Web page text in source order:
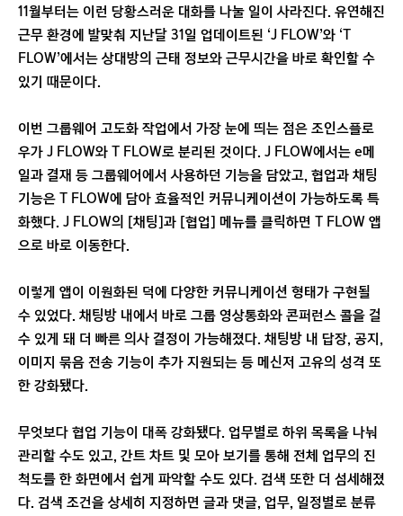
11월부터는 이런 당황스러운 대화를 나눌 일이 사라진다. 유연해진
근무 환경에 발맞춰 지난달 31일 업데이트된 ‘J FLOW’와 ‘T
FLOW’에서는 상대방의 근태 정보와 근무시간을 바로 확인할 수
있기 때문이다.
이번 그룹웨어 고도화 작업에서 가장 눈에 띄는 점은 조인스플로
우가 J FLOW와 T FLOW로 분리된 것이다. J FLOW에서는 e메
일과 결재 등 그룹웨어에서 사용하던 기능을 담았고, 협업과 채팅
기능은 T FLOW에 담아 효율적인 커뮤니케이션이 가능하도록 특
화했다. J FLOW의 [채팅]과 [협업] 메뉴를 클릭하면 T FLOW 앱
으로 바로 이동한다.
이렇게 앱이 이원화된 덕에 다양한 커뮤니케이션 형태가 구현될
수 있었다. 채팅방 내에서 바로 그룹 영상통화와 콘퍼런스 콜을 걸
수 있게 돼 더 빠른 의사 결정이 가능해졌다. 채팅방 내 답장, 공지,
이미지 묶음 전송 기능이 추가 지원되는 등 메신저 고유의 성격 또
한 강화됐다.
무엇보다 협업 기능이 대폭 강화됐다. 업무별로 하위 목록을 나눠
관리할 수도 있고, 간트 차트 및 모아 보기를 통해 전체 업무의 진
척도를 한 화면에서 쉽게 파악할 수도 있다. 검색 또한 더 섬세해졌
다. 검색 조건을 상세히 지정하면 글과 댓글, 업무, 일정별로 분류